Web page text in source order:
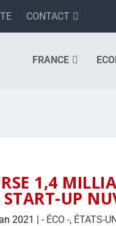
CONTACT
FRANCE
1,4
START-UP
2021 |- ÉCO -, ÉTATS-